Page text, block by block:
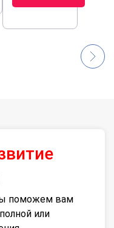
поможем вам
или